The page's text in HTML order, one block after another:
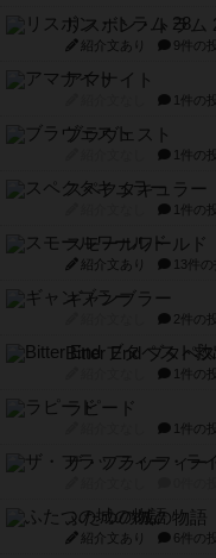
リスボン・トラム
紹介文あり 9件の
アマナイト
1件の
ブラヴェスト
1件の
スペクタキュラー
1件の
スモールワールド
紹介文あり 13件の
ギャンブラー
2件の
Bitter End ブタペ
1件の
ラピード
1件の
ザ・フラッフィー
ふたつの城の物語
紹介文あり 6件の